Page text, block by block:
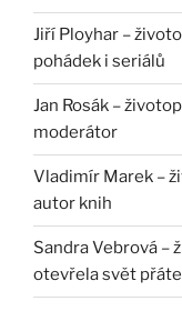
Jiří Ployhar –
pohádek i seriálů
Jan Rosák –
moderátor
Vladimír Marek –
autor knih
Sandra Vebrová –
otevřela svět